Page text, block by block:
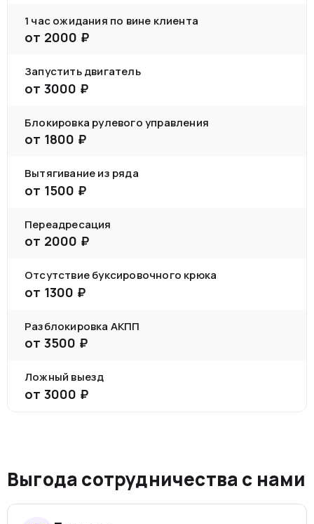
1 час ожидания по вине клиента
от 2000 ₽
Запустить двигатель
от 3000 ₽
Блокировка рулевого управления
от 1800 ₽
Вытягивание из ряда
от 1500 ₽
Переадресация
от 2000 ₽
Отсутствие буксировочного крюка
от 1300 ₽
Разблокировка АКПП
от 3500 ₽
Ложный выезд
от 3000 ₽
Выгода сотрудничества с нами